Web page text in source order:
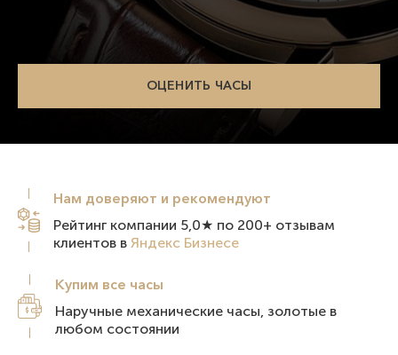
ОЦЕНИТЬ ЧАСЫ
Нам доверяют и рекомендуют
Рейтинг компании 5,0★ по 200+ отзывам
клиентов в Яндекс Бизнесе
Купим все часы
Наручные механические часы, золотые в
любом состоянии